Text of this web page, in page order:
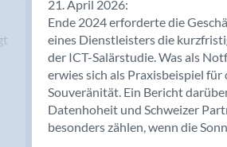
Bendern
Benken (SG)
Bergdietikon
Berlin
Bern
Bern - Liebefeld
21. April 2026:
Ende 2024 erforderte die
eines Dienstleisters die
der ICT-Salärstudie. Was als
erwies sich als Praxisbeispiel für
Souveränität. Ein Bericht
Datenhoheit und Schweizer
besonders zählen, wenn die